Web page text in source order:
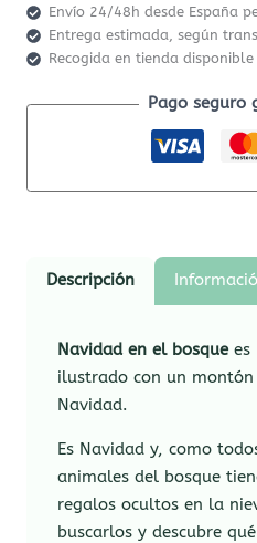
Envío 24/48h desde España
Entrega estimada, según
Recogida en tienda disponible
Pago seguro
Descripción
Navidad en el bosquees
ilustrado con un
Navidad.
Es Navidad y, como
animales del bosque
regalos ocultos en la
buscarlos y descubre